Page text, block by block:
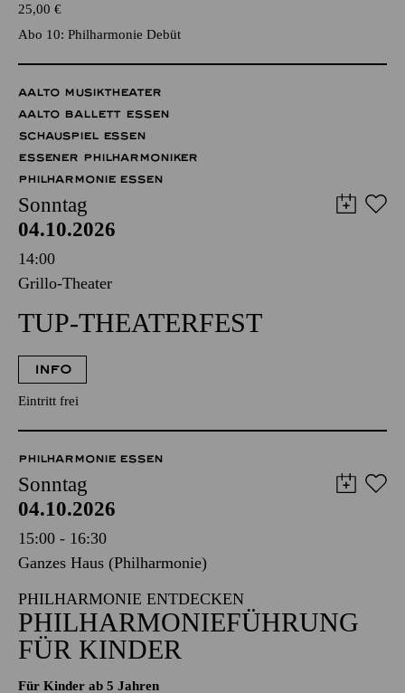
TICKETS
25,00€
Abo 10: Philharmonie Debüt
ESSENER PHILHARMONIKER
PHILHARMONIE ESSEN
Sonntag
04.10.2026
14:00
TUP-THEATERFEST
Eintritt frei
PHILHARMONIE ESSEN
Sonntag
04.10.2026
15:00 - 16:30
Ganzes Haus (Philharmonie)
PHILHARMONIE ENTDECKEN
PHILHARMONIE­FÜHRUNG